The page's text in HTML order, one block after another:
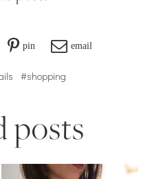
pin email
#shopping
posts